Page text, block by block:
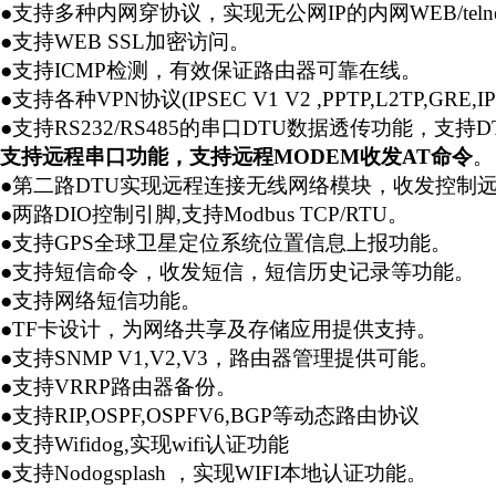
●支持多种内网穿协议，实现无公网IP的内网WEB/
●支持WEB SSL加密访问。
●支持ICMP检测，有效保证路由器可靠在线。
●支持各种VPN协议(IPSEC V1 V2
●支持RS232/RS485的串口DTU数据透传功能，支
支持远程串口功能，支持远程MODEM收发AT命令。
●第二路DTU实现远程连接无线网络模块，收发控制
●两路DIO控制引脚,支持Modbus TCP/RTU。
●支持GPS全球卫星定位系统位置信息上报功能。
●支持短信命令，收发短信，短信历史记录等功能。
●支持网络短信功能。
●TF卡设计，为网络共享及存储应用提供支持。
●支持SNMP V1,V2,V3，路由器管理提供可能。
●支持VRRP路由器备份。
●支持RIP,OSPF,OSPFV6,BGP等动态路由协议
●支持Wifidog,实现wifi认证功能
●支持Nodogsplash ，实现WIFI本地认证功能。